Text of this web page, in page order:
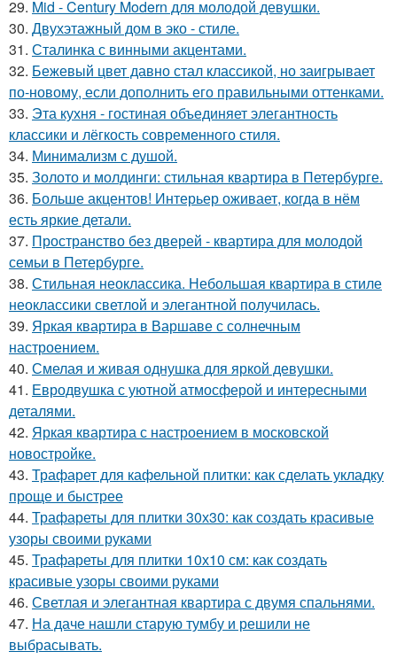
29. Mid - Century Modern для молодой девушки.
30. Двухэтажный дом в эко - стиле.
31. Сталинка с винными акцентами.
32. Бежевый цвет давно стал классикой, но заигрывает
по-новому, если дополнить его правильными оттенками.
33. Эта кухня - гостиная объединяет элегантность
классики и лёгкость современного стиля.
34. Минимализм с душой.
35. Золото и молдинги: стильная квартира в Петербурге.
36. Больше акцентов! Интерьер оживает, когда в нём
есть яркие детали.
37. Пространство без дверей - квартира для молодой
семьи в Петербурге.
38. Стильная неоклассика. Небольшая квартира в стиле
неоклассики светлой и элегантной получилась.
39. Яркая квартира в Варшаве с солнечным
настроением.
40. Смелая и живая однушка для яркой девушки.
41. Евродвушка с уютной атмосферой и интересными
деталями.
42. Яркая квартира с настроением в московской
новостройке.
43. Трафарет для кафельной плитки: как сделать укладку
проще и быстрее
44. Трафареты для плитки 30х30: как создать красивые
узоры своими руками
45. Трафареты для плитки 10х10 см: как создать
красивые узоры своими руками
46. Светлая и элегантная квартира с двумя спальнями.
47. На даче нашли старую тумбу и решили не
выбрасывать.